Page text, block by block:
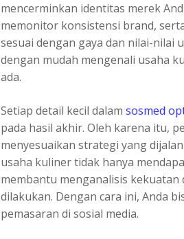
mencerminkan identitas merek
memonitor konsistensi brand,
sesuai dengan gaya dan nilai-nilai
dengan mudah mengenali usaha
ada.
Setiap detail kecil dalam sosmed
pada hasil akhir. Oleh karena itu,
menyesuaikan strategi yang
usaha kuliner tidak hanya
membantu menganalisis
dilakukan. Dengan cara ini, Anda
pemasaran di sosial media.